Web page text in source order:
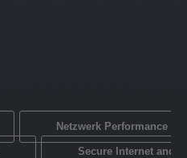
Netzwerk Performance
Secure Internet and